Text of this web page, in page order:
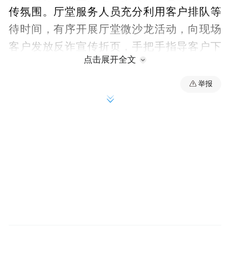
传氛围。厅堂服务人员充分利用客户排队等
待时间，有序开展厅堂微沙龙活动，向现场
客户发放反诈宣传折页，手把手指导客户下
载、安装国家反诈中心APP，讲解APP的核
心功能及使用方法。沙龙活动结束后，设置
互动提问环节，通过趣味问答巩固宣传知
点击展开全文
举报